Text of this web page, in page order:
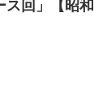
ス回」【昭